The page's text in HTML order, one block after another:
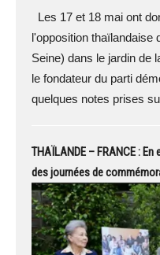
Les 17 et 18 mai ont
l'opposition thaïlandaise
Seine) dans le jardin de
le fondateur du parti
quelques notes prises
THAÏLANDE – FRANCE :
des journées de